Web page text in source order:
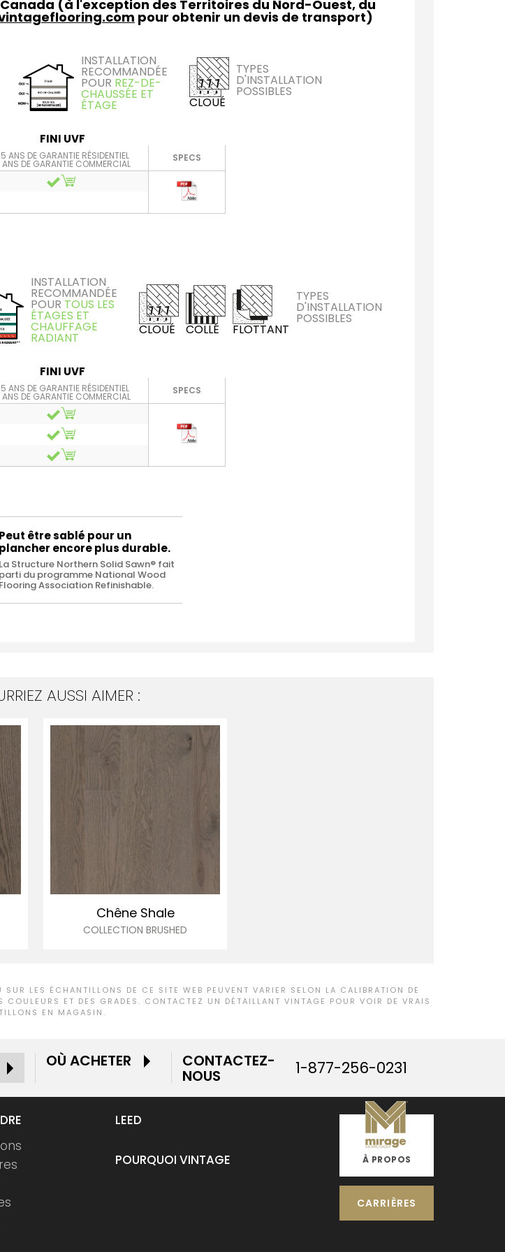
(à l'exception des Territoires du Nord-Ouest, du
pour obtenir un devis de transport)
INSTALLATION
RECOMMANDÉE
POUR REZ-DE-
CHAUSSÉE ET
ÉTAGE
TYPES
D'INSTALLATION
POSSIBLES
CLOUÉ
FINI UVF
ANS DE GARANTIE RÉSIDENTIEL
DE GARANTIE COMMERCIAL
SPECS
INSTALLATION
RECOMMANDÉE
POUR TOUS LES
ÉTAGES ET
CHAUFFAGE
RADIANT
TYPES
D'INSTALLATION
POSSIBLES
CLOUÉ COLLÉ FLOTTANT
FINI UVF
ANS DE GARANTIE RÉSIDENTIEL
DE GARANTIE COMMERCIAL
SPECS
Peut être sablé pour un
plancher encore plus durable.
La Structure Northern Solid Sawn® fait
parti du programme National Wood
Flooring Association Refinishable.
AUSSI AIMER :
Chêne Shale
COLLECTION BRUSHED
LES ÉCHANTILLONS DE CE SITE WEB PEUVENT VARIER SELON LA CALIBRATION DE
ET DES GRADES. CONTACTEZ UN DÉTAILLANT VINTAGE POUR VOIR DE VRAIS
EN MAGASIN.
OÙ ACHETER CONTACTEZ-
NOUS 1-877-256-0231
LEED
POURQUOI VINTAGE À PROPOS
CARRIÈRES